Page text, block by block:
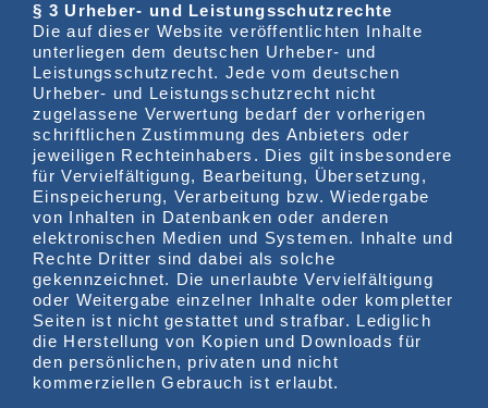
§ 3 Urheber- und Leistungsschutzrechte
Die auf dieser Website veröffentlichten Inhalte
unterliegen dem deutschen Urheber- und
Leistungsschutzrecht. Jede vom deutschen
Urheber- und Leistungsschutzrecht nicht
zugelassene Verwertung bedarf der vorherigen
schriftlichen Zustimmung des Anbieters oder
jeweiligen Rechteinhabers. Dies gilt insbesondere
für Vervielfältigung, Bearbeitung, Übersetzung,
Einspeicherung, Verarbeitung bzw. Wiedergabe
von Inhalten in Datenbanken oder anderen
elektronischen Medien und Systemen. Inhalte und
Rechte Dritter sind dabei als solche
gekennzeichnet. Die unerlaubte Vervielfältigung
oder Weitergabe einzelner Inhalte oder kompletter
Seiten ist nicht gestattet und strafbar. Lediglich
die Herstellung von Kopien und Downloads für
den persönlichen, privaten und nicht
kommerziellen Gebrauch ist erlaubt.